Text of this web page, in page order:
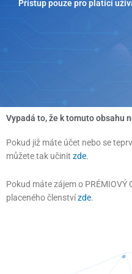
PřeskočitPřístup pouze pro platící
Vypadá to, že k tomuto obsahu
Pokud již máte účet nebo se
můžete tak učinit zde.
Pokud máte zájem o PRÉMIOVÝ
placeného členstvízde.